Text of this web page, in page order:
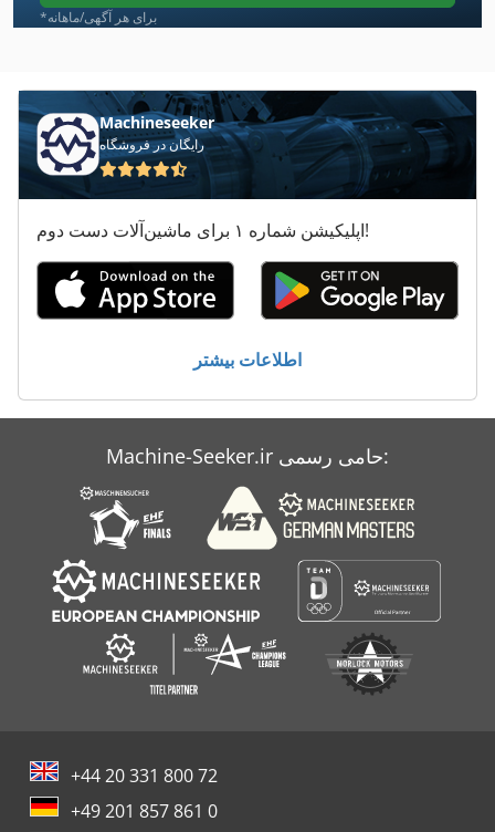
Maweg
Raimann
Ryobi
Scheppach
Scheppach 4010
Scheppach Hm1
Stegherr Ksf
برنامه های چسب
مجموعه
*برای هر آگهی/ماهانه
Machineseeker
رایگان در فروشگاه
اپلیکیشن شماره ۱ برای ماشین‌آلات دست دوم!
اطلاعات بیشتر
Machine-Seeker.ir حامی رسمی:
+44 20 331 800 72
+49 201 857 861 0